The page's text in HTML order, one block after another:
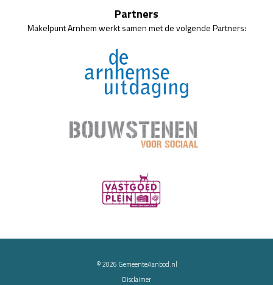
Partners
Makelpunt Arnhem werkt samen met de volgende Partners:
© 2026 GemeenteAanbod.nl
Disclaimer